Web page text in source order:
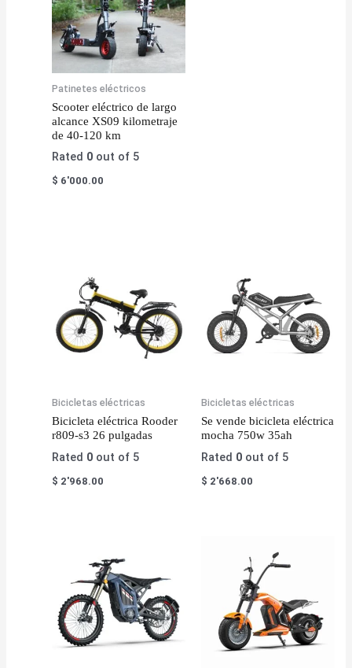
Patinetes eléctricos
Scooter eléctrico de largo
alcance XS09 kilometraje
de 40-120 km
Rated 0 out of 5
$ 6'000.00
Bicicletas eléctricas
Bicicleta eléctrica Rooder
r809-s3 26 pulgadas
Rated 0 out of 5
$ 2'968.00
Bicicletas eléctricas
Se vende bicicleta eléctrica
mocha 750w 35ah
Rated 0out of 5
$ 2'668.00